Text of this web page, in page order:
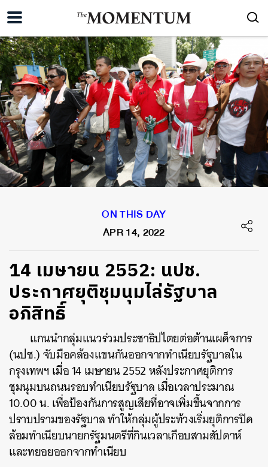
ON THIS DAY
APR 14, 2022
14 เมษายน 2552: นปช.
ประกาศยุติชุมนุมไล่รัฐบาล
อภิสิทธิ์
แกนนำกลุ่มแนวร่วมประชาธิปไตยต่อต้านเผด็จการ
(นปช.) จับมือคล้องแขนกันออกจากทำเนียบรัฐบาลใน
กรุงเทพฯ เมื่อ 14 เมษายน 2552 หลังประกาศยุติการ
ชุมนุมบนถนนรอบทำเนียบรัฐบาล เมื่อเวลาประมาณ
10.00 น. เพื่อป้องกันการสูญเสียที่อาจเพิ่มขึ้นจากการ
ปราบปรามของรัฐบาล ทำให้กลุ่มผู้ประท้วงเริ่มยุติการปิด
ล้อมทำเนียบนายกรัฐมนตรีที่กินเวลาเกือบสามสัปดาห์
และทยอยออกจากทำเนียบ